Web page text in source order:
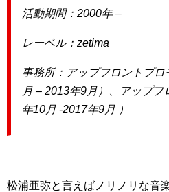
活動期間：2000年 –
レーベル：zetima
事務所：アップフロントプ
月 – 2013年9月）、アップ
年10月 -2017年9月 ）
松浦亜弥と言えばノリノリな音